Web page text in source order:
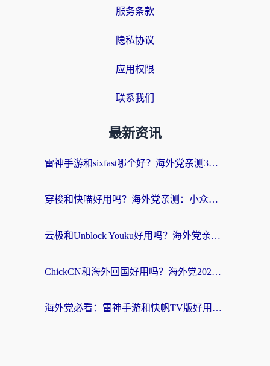
服务条款
隐私协议
应用权限
联系我们
最新资讯
雷神手游和sixfast哪个好？海外党亲测3款回国加速器，教你选对不踩坑
穿梭和快喵好用吗？海外党亲测：小众加速器对比+番茄加速器深度体验
云极和Unblock Youku好用吗？海外党亲测+2026回国加速器避坑指南
ChickCN和海外回国好用吗？海外党2026亲测：从手游到影音，选对加速器的3个关键
海外党必看：雷神手游和快帆TV版好用吗？3步选对回国加速器不踩坑